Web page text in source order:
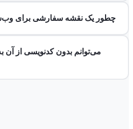
چطور یک نقشه سفارشی برای
می‌توانم بدون کدنویسی از آن